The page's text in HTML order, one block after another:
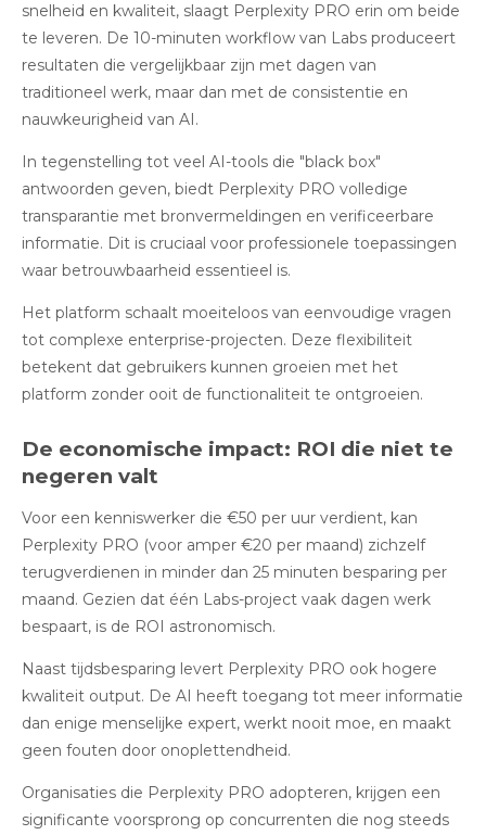
snelheid en kwaliteit, slaagt Perplexity PRO erin om beide
te leveren. De 10-minuten workflow van Labs produceert
resultaten die vergelijkbaar zijn met dagen van
traditioneel werk, maar dan met de consistentie en
nauwkeurigheid van AI.
In tegenstelling tot veel AI-tools die "black box"
antwoorden geven, biedt Perplexity PRO volledige
transparantie met bronvermeldingen en verificeerbare
informatie. Dit is cruciaal voor professionele toepassingen
waar betrouwbaarheid essentieel is.
Het platform schaalt moeiteloos van eenvoudige vragen
tot complexe enterprise-projecten. Deze flexibiliteit
betekent dat gebruikers kunnen groeien met het
platform zonder ooit de functionaliteit te ontgroeien.
De economische impact: ROI die niet te
negeren valt
Voor een kenniswerker die €50 per uur verdient, kan
Perplexity PRO (voor amper €20 per maand) zichzelf
terugverdienen in minder dan 25 minuten besparing per
maand. Gezien dat één Labs-project vaak dagen werk
bespaart, is de ROI astronomisch.
Naast tijdsbesparing levert Perplexity PRO ook hogere
kwaliteit output. De AI heeft toegang tot meer informatie
dan enige menselijke expert, werkt nooit moe, en maakt
geen fouten door onoplettendheid.
Organisaties die Perplexity PRO adopteren, krijgen een
significante voorsprong op concurrenten die nog steeds